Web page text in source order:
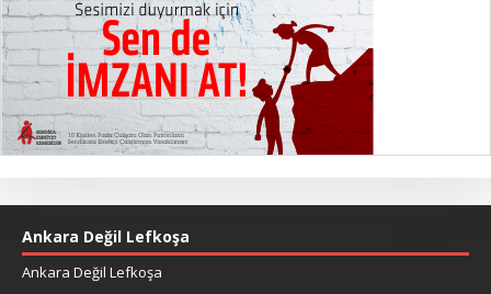
Ankara Değil Lefkoşa
Ankara Değil Lefkoşa